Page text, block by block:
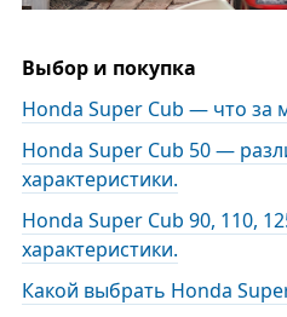
Выбор и покупка
Honda Super Cub — что за
Honda Super Cub 50 —
характеристики.
Honda Super Cub 90, 110,
характеристики.
Какой выбрать Honda